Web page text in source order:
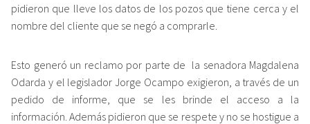
pidieron que lleve los datos de los pozos que tiene cerca y el
nombre del cliente que se negó a comprarle.
Esto generó un reclamo por parte de la senadora Magdalena
Odarda y el legislador Jorge Ocampo exigieron, a través de un
pedido de informe, que se les brinde el acceso a la
información. Además pidieron que se respete y no se hostigue a